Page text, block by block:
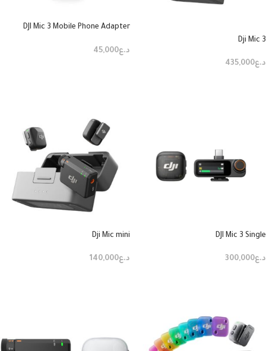
Dji Mic 3
د.ع435,000
DJI Mic 3 Mobile Phone Adapter
د.ع45,000
DJI Mic 3 Single
د.ع300,000
Dji Mic mini
د.ع140,000